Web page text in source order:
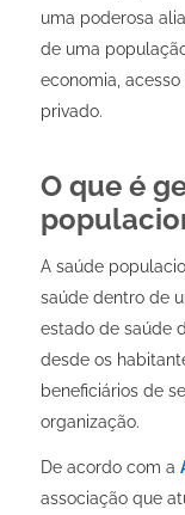
uma poderosa
de uma
economia,
privado.
O que é
A saúde
saúde dentro de
estado de saúde
desde os
beneficiários de
organização.
De acordo com a
associação que